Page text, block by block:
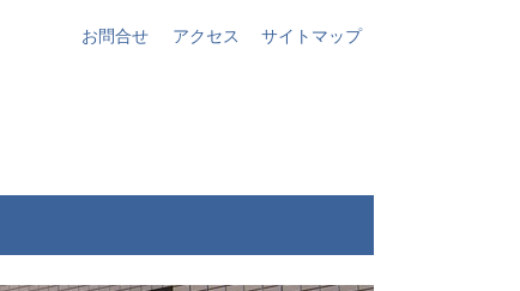
サイトマップ
アクセス
お問合せ